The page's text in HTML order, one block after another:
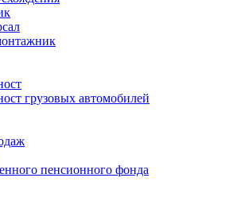
грузовых автомобилей
пенсионного фонда